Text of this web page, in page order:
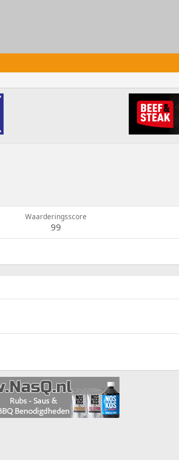
Waarderingsscore
99